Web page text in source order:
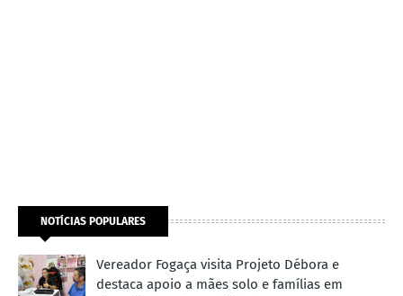
NOTÍCIAS POPULARES
Vereador Fogaça visita Projeto Débora e
destaca apoio a mães solo e famílias em